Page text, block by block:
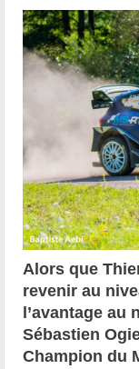
Alors que
revenir au
l’avantage
Sébastien
Champion du